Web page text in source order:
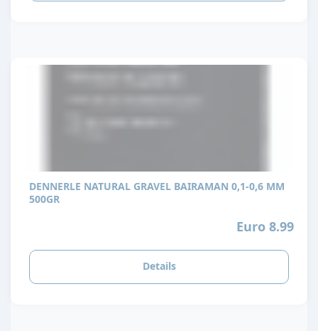
DENNERLE NATURAL GRAVEL BAIRAMAN 0,1-0,6 MM
500GR
Euro 8.99
Details